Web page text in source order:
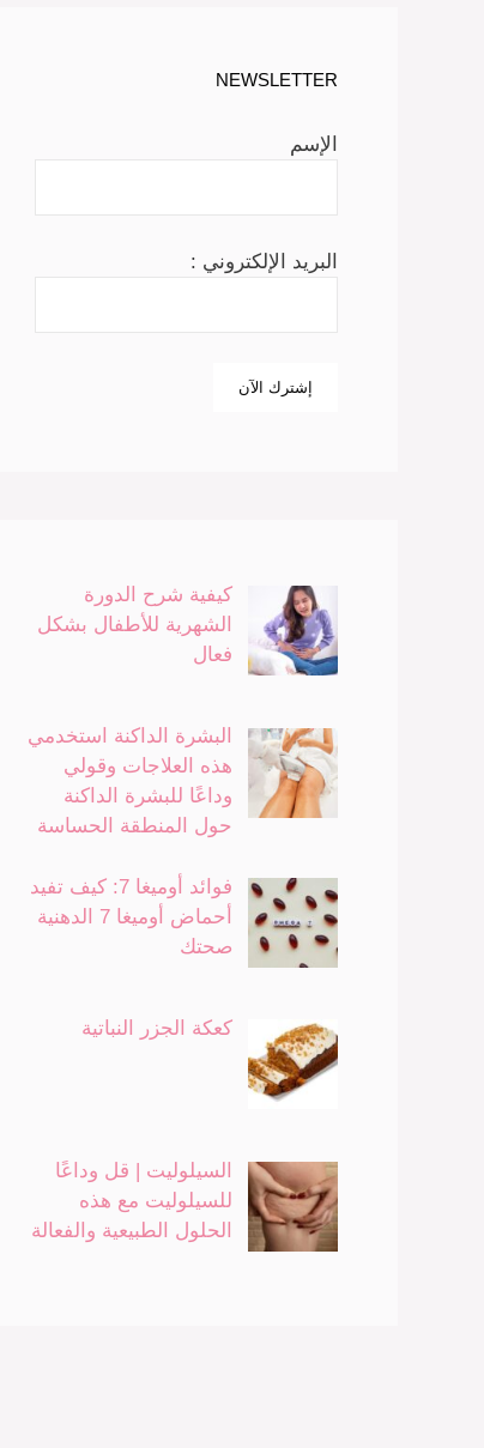
NEWSLETTER
الإسم
البريد الإلكتروني :
كيفية شرح الدورة
الشهرية للأطفال بشكل
فعال
البشرة الداكنة استخدمي
هذه العلاجات وقولي
وداعًا للبشرة الداكنة
حول المنطقة الحساسة
فوائد أوميغا 7: كيف تفيد
أحماض أوميغا 7 الدهنية
صحتك
كعكة الجزر النباتية
السيلوليت | قل وداعًا
للسيلوليت مع هذه
الحلول الطبيعية والفعالة